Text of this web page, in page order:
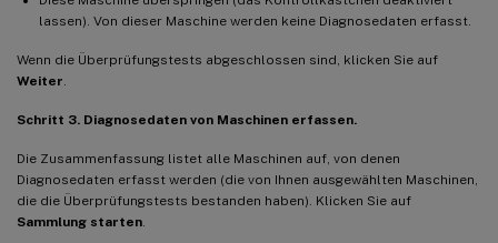
lassen). Von dieser Maschine werden keine Diagnosedaten erfasst.
Wenn die Überprüfungstests abgeschlossen sind, klicken Sie auf
Weiter
Schritt 3. Diagnosedaten von Maschinen erfassen.
Die Zusammenfassung listet alle Maschinen auf, von denen
Diagnosedaten erfasst werden (die von Ihnen ausgewählten Maschinen,
die die Überprüfungstests bestanden haben). Klicken Sie auf
Sammlung starten